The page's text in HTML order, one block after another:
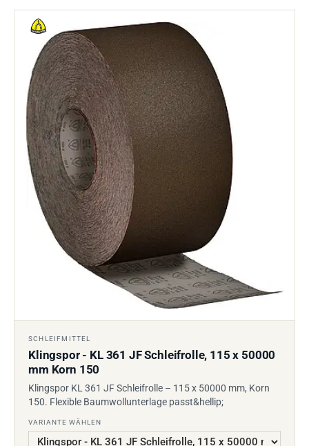
SCHLEIFMITTEL
Klingspor - KL 361 JF Schleifrolle, 115 x 50000
mm Korn 150
Klingspor KL 361 JF Schleifrolle – 115 x 50000 mm, Korn
150. Flexible Baumwollunterlage passt&hellip;
VARIANTE WÄHLEN